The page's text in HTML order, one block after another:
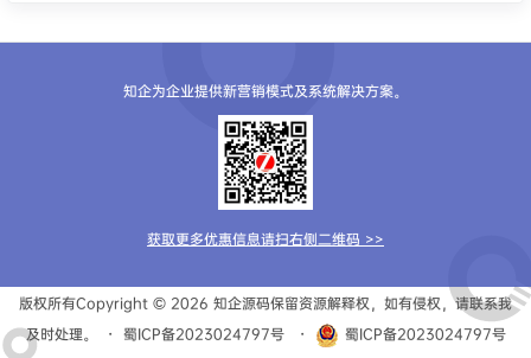
知企为企业提供新营销模式及系统解决方案。
获取更多优惠信息请扫右侧二维码 >>
版权所有Copyright © 2026 知企源码保留资源解释权，如有侵权，请联系我
及时处理。
・ 蜀ICP备2023024797号 ・
蜀ICP备2023024797号